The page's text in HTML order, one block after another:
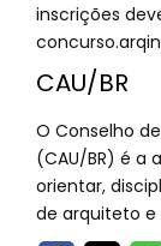
inscrições
CAU/BR
O Conselho
(CAU/BR) é a
orientar,
de arquiteto